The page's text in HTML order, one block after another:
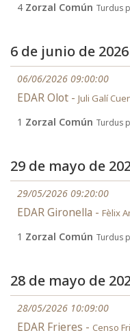
4 Zorzal Común Turdus
6 de junio de 2026
06/06/2026 09:00:00
EDAR Olot - Juli Galí
1 Zorzal Común Turdus
29 de mayo de
29/05/2026 09:20:00
EDAR Gironella - Fèlix
1 Zorzal Común Turdus
28 de mayo de
28/05/2026 10:09:00
EDAR Frieres - Censo